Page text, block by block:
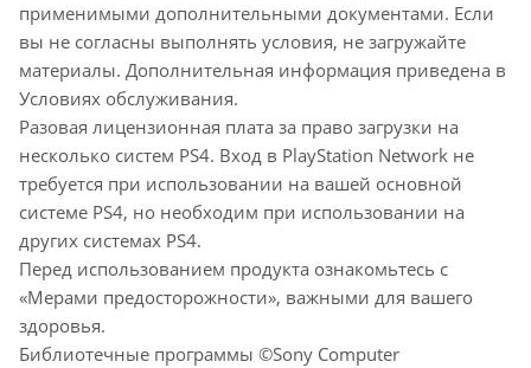
применимыми дополнительными документами. Если
вы не согласны выполнять условия, не загружайте
материалы. Дополнительная информация приведена в
Условиях обслуживания.
Разовая лицензионная плата за право загрузки на
несколько систем PS4. Вход в PlayStation Network не
требуется при использовании на вашей основной
системе PS4, но необходим при использовании на
других системах PS4.
Перед использованием продукта ознакомьтесь с
«Мерами предосторожности», важными для вашего
здоровья.
Библиотечные программы ©Sony Computer